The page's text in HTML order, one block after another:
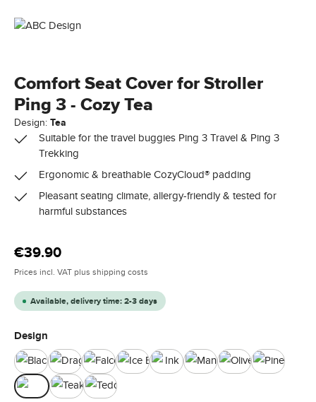
Comfort Seat Cover for Stroller
Ping 3 - Cozy Tea
Design: Tea
Suitable for the travel buggies Ping 3 Travel & Ping 3
Trekking
Ergonomic & breathable CozyCloud® padding
Pleasant seating climate, allergy-friendly & tested for
harmful substances
Regular price:
€39.90
Prices incl. VAT plus shipping costs
Available, delivery time: 2-3 days
Select
Design
Black Dragon Falcon Ice Blue Ink Mango Olive
Pine
Tea
Teak Teddy